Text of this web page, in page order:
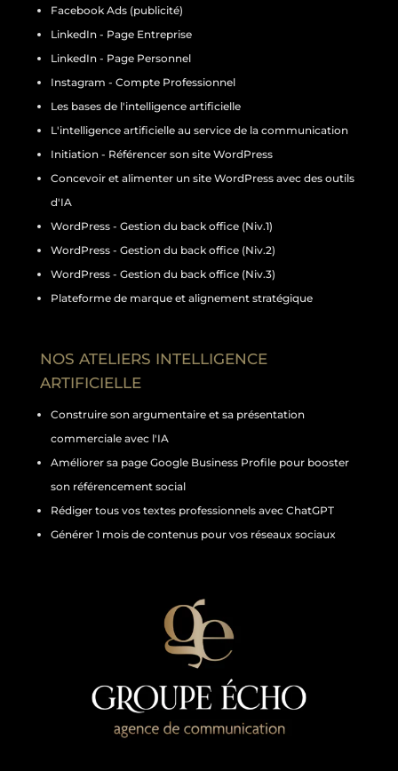
Facebook Ads (publicité)
LinkedIn - Page Entreprise
LinkedIn - Page Personnel
Instagram - Compte Professionnel
Les bases de l'intelligence artificielle
L'intelligence artificielle au service de la communication
Initiation - Référencer son site WordPress
Concevoir et alimenter un site WordPress avec des outils
d'IA
WordPress - Gestion du back office (Niv.1)
WordPress - Gestion du back office (Niv.2)
WordPress - Gestion du back office (Niv.3)
Plateforme de marque et alignement stratégique
NOS ATELIERS INTELLIGENCE
ARTIFICIELLE
Construire son argumentaire et sa présentation
commerciale avec l'IA
Améliorer sa page Google Business Profile pour booster
son référencement social
Rédiger tous vos textes professionnels avec ChatGPT
Générer 1 mois de contenus pour vos réseaux sociaux